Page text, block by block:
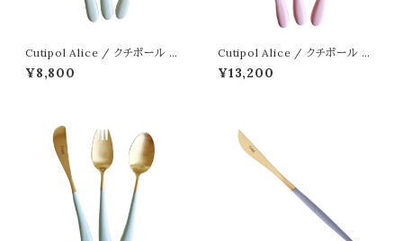
Cutipol Alice / クチポール ア
リス ミント シルバー
¥8,800
Cutipol Alice / クチポール ア
リス ピンク ゴールド
¥13,200